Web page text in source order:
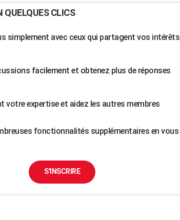
QUELQUES CLICS
simplement avec ceux qui partagent vos intérêts
facilement et obtenez plus de réponses
votre expertise et aidez les autres membres
fonctionnalités supplémentaires en vous
S'INSCRIRE